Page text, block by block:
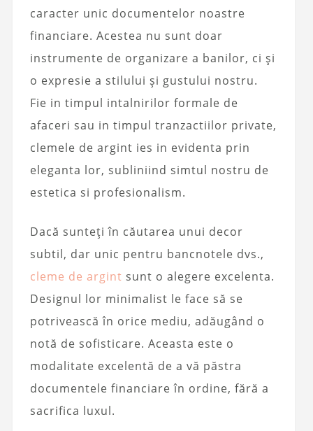
caracter unic documentelor noastre
financiare. Acestea nu sunt doar
instrumente de organizare a banilor, ci și
o expresie a stilului și gustului nostru.
Fie in timpul intalnirilor formale de
afaceri sau in timpul tranzactiilor private,
clemele de argint ies in evidenta prin
eleganta lor, subliniind simtul nostru de
estetica si profesionalism.
Dacă sunteți în căutarea unui decor
subtil, dar unic pentru bancnotele dvs.,
cleme de argint sunt o alegere excelenta.
Designul lor minimalist le face să se
potrivească în orice mediu, adăugând o
notă de sofisticare. Aceasta este o
modalitate excelentă de a vă păstra
documentele financiare în ordine, fără a
sacrifica luxul.